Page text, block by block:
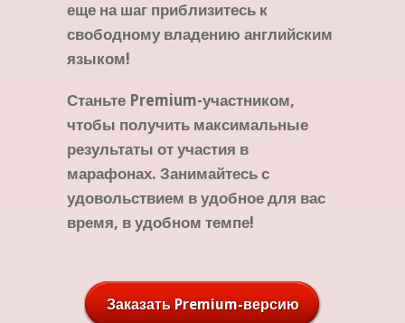
еще на шаг приблизитесь к
свободному владению английским
языком!
Станьте Premium-участником,
чтобы получить максимальные
результаты от участия в
марафонах. Занимайтесь с
удовольствием в удобное для вас
время, в удобном темпе!
Заказать Premium-версию